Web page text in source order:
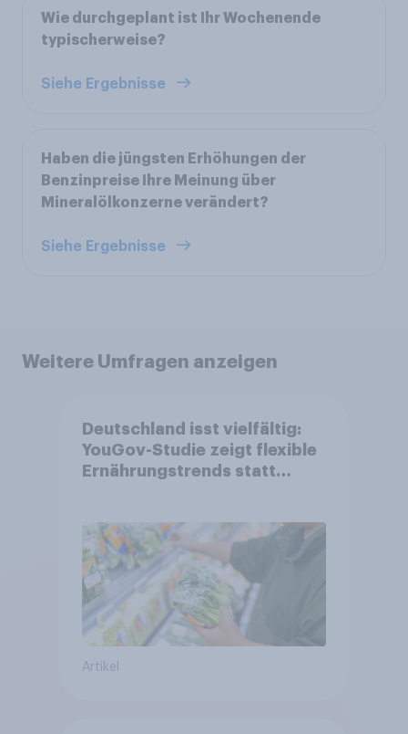
Wie durchgeplant ist Ihr Wochenende
typischerweise?
Siehe Ergebnisse
Haben die jüngsten Erhöhungen der
Benzinpreise Ihre Meinung über
Mineralölkonzerne verändert?
Siehe Ergebnisse
Weitere Umfragen anzeigen
Deutschland isst vielfältig:
YouGov-Studie zeigt flexible
Ernährungstrends statt
Artikel